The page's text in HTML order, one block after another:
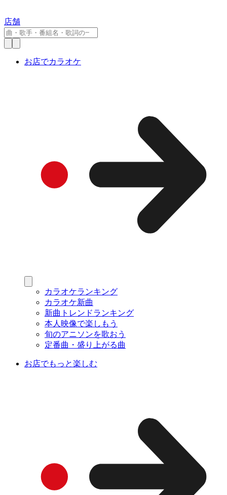
店舗
お店でカラオケ
カラオケランキング
カラオケ新曲
新曲トレンドランキング
本人映像で楽しもう
旬のアニソンを歌おう
定番曲・盛り上がる曲
お店でもっと楽しむ